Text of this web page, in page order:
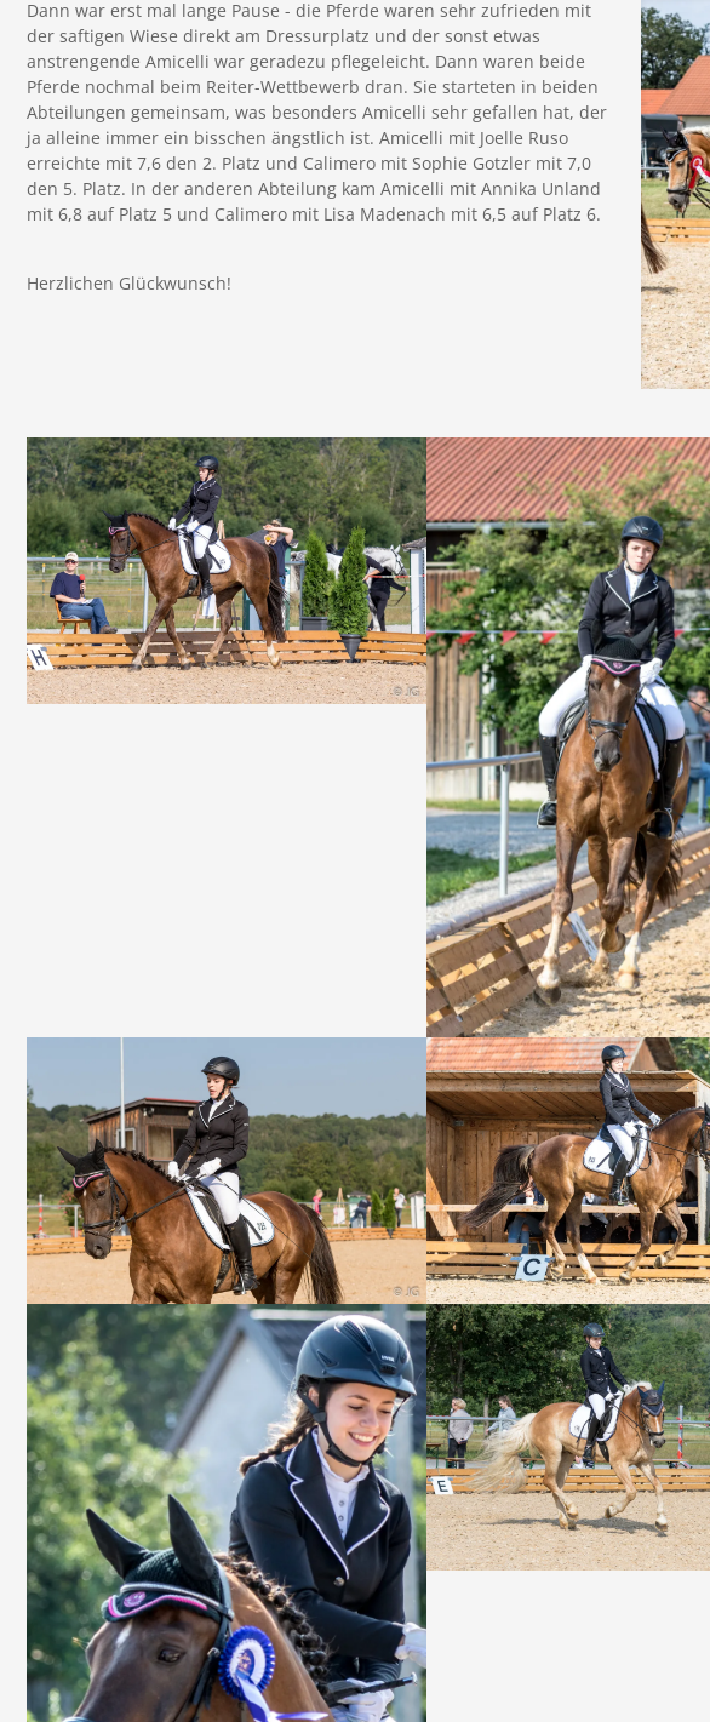
Dann war erst mal lange Pause - die Pferde waren sehr zufrieden mit
der saftigen Wiese direkt am Dressurplatz und der sonst etwas
anstrengende Amicelli war geradezu pflegeleicht. Dann waren beide
Pferde nochmal beim Reiter-Wettbewerb dran. Sie starteten in beiden
Abteilungen gemeinsam, was besonders Amicelli sehr gefallen hat, der
ja alleine immer ein bisschen ängstlich ist. Amicelli mit Joelle Ruso
erreichte mit 7,6 den 2. Platz und Calimero mit Sophie Gotzler mit 7,0
den 5. Platz. In der anderen Abteilung kam Amicelli mit Annika Unland
mit 6,8 auf Platz 5 und Calimero mit Lisa Madenach mit 6,5 auf Platz 6.
Herzlichen Glückwunsch!